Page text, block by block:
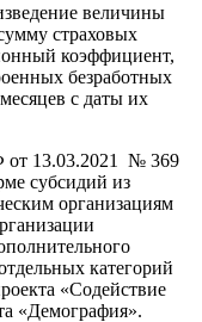
величины
страховых
коэффициент,
безработных
с даты их
от 13.03.2021 № 369
субсидий из
организациям
категорий
«Содействие
«Демография».